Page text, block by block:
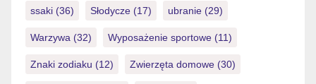
ssaki (36) Słodycze (17) ubranie (29)
Warzywa (32) Wyposażenie sportowe (11)
Znaki zodiaku (12) Zwierzęta domowe (30)